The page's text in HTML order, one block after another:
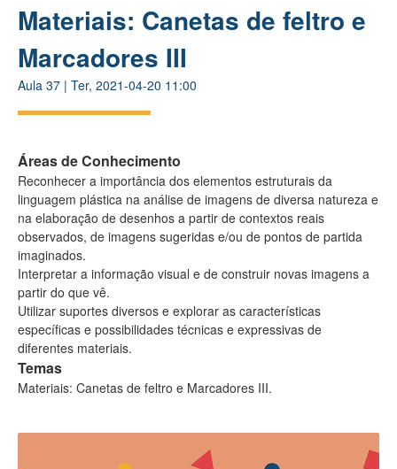
Materiais: Canetas de feltro e
Marcadores III
Aula 37 | Ter, 2021-04-20 11:00
Áreas de Conhecimento
Reconhecer a importância dos elementos estruturais da
linguagem plástica na análise de imagens de diversa natureza e
na elaboração de desenhos a partir de contextos reais
observados, de imagens sugeridas e/ou de pontos de partida
imaginados.
Interpretar a informação visual e de construir novas imagens a
partir do que vê.
Utilizar suportes diversos e explorar as características
específicas e possibilidades técnicas e expressivas de
diferentes materiais.
Temas
Materiais: Canetas de feltro e Marcadores III.